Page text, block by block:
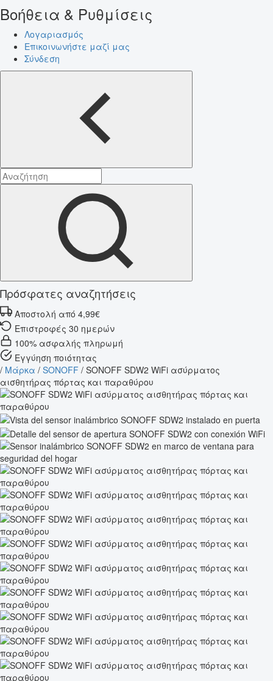
Βοήθεια & Ρυθμίσεις
Λογαριασμός
Επικοινωνήστε μαζί μας
Σύνδεση
Πρόσφατες αναζητήσεις
Αποστολή από 4,99€
Επιστροφές 30 ημερών
100% ασφαλής πληρωμή
Εγγύηση ποιότητας
/ Μάρκα / SONOFF / SONOFF SDW2 WiFi ασύρματος
αισθητήρας πόρτας και παραθύρου